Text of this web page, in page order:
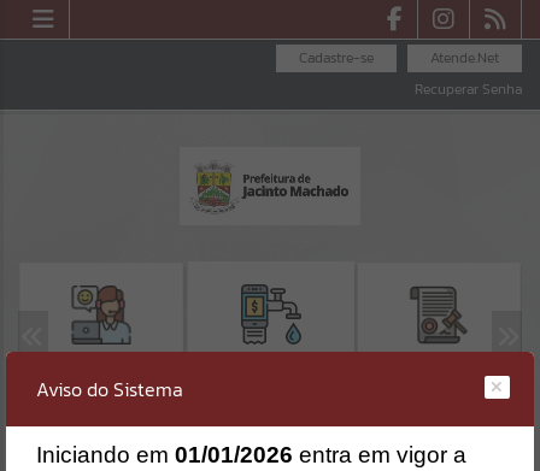
Atende.Net
Cadastre-se
Recuperar Senha
OUVIDORIA
Aviso do Sistema
Iniciando em 01/01/2026 entra em vigor a
Erro
Gerenciamento do Sistema